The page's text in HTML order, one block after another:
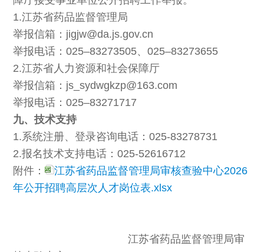
1.江苏省药品监督管理局
举报信箱：jigjw@da.js.gov.cn
举报电话：025–83273505、025–83273655
2.江苏省人力资源和社会保障厅
举报信箱：js_sydwgkzp@163.com
举报电话：025–83271717
九、技术支持
1.系统注册、登录咨询电话：025-83278731
2.报名技术支持电话：025-52616712
附件：
江苏省药品监督管理局审核查验中心2026
年公开招聘高层次人才岗位表.xlsx
江苏省药品监督管理局审